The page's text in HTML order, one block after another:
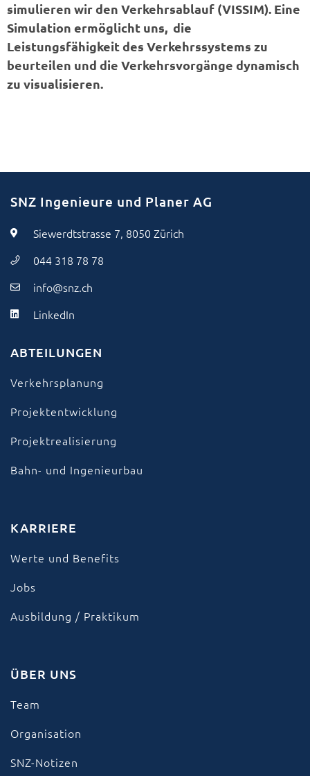
simulieren wir den Verkehrsablauf (VISSIM). Eine
Simulation ermöglicht uns, die
Leistungsfähigkeit des Verkehrssystems zu
beurteilen und die Verkehrsvorgänge dynamisch
zu visualisieren.
SNZ Ingenieure und Planer AG
Siewerdtstrasse 7, 8050 Zürich
044 318 78 78
info@snz.ch
LinkedIn
ABTEILUNGEN
Verkehrsplanung
Projektentwicklung
Projektrealisierung
Bahn- und Ingenieurbau
KARRIERE
Werte und Benefits
Jobs
Ausbildung / Praktikum
ÜBER UNS
Team
Organisation
SNZ-Notizen